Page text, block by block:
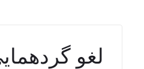
لغو